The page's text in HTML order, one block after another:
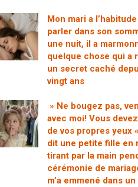
Mon mari a
parler dans son
une nuit, il a
quelque chose qui a
un secret caché
vingt ans
» Ne bougez pas,
avec moi! Vous
de vos propres yeux «
dit une petite fille en
tirant par la main
cérémonie de
m’a emmené dans